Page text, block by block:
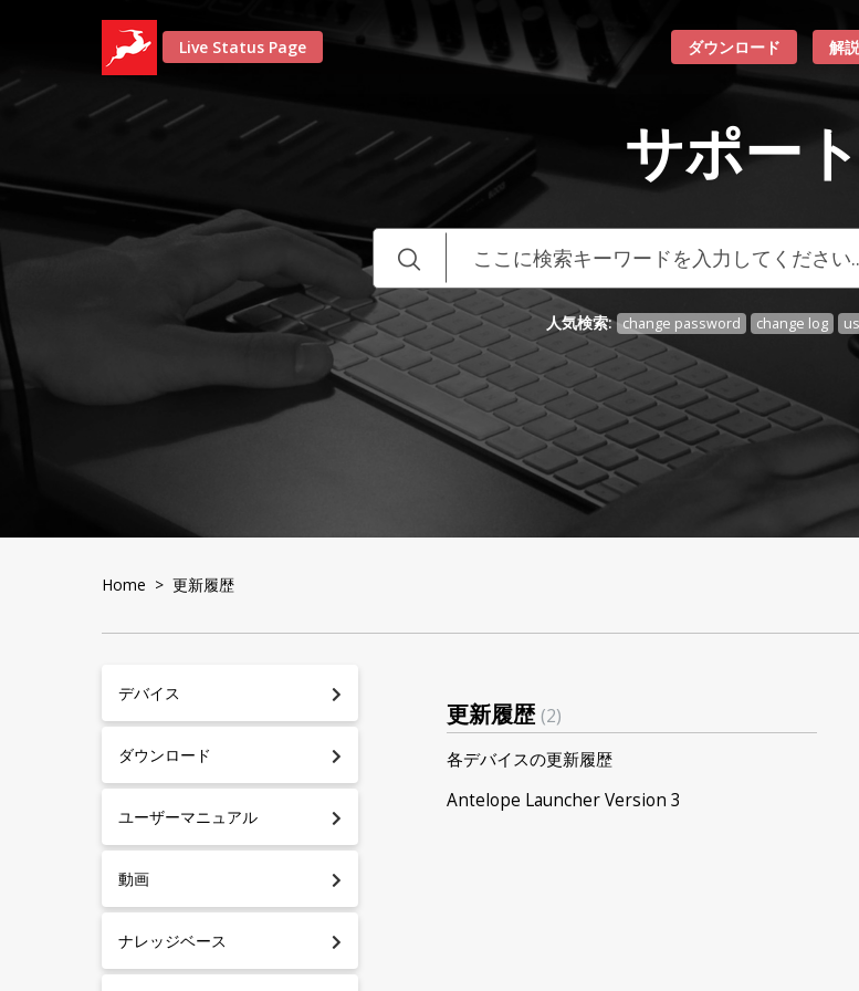
Live Status Page ダウンロード 解
サポート
人気検索: change password change log
Home > 更新履歴
デバイス
ダウンロード
ユーザーマニュアル
動画
ナレッジベース
更新履歴 2
各デバイスの更新履歴
Antelope Launcher Version 3